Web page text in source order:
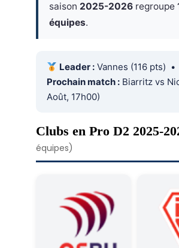
saison 2025-2026regroupe
équipes.
Leader :Vannes (116 pts) •
Prochain match :Biarritz vs
Août, 17h00)
Clubs en Pro D2 2025-
équipes)